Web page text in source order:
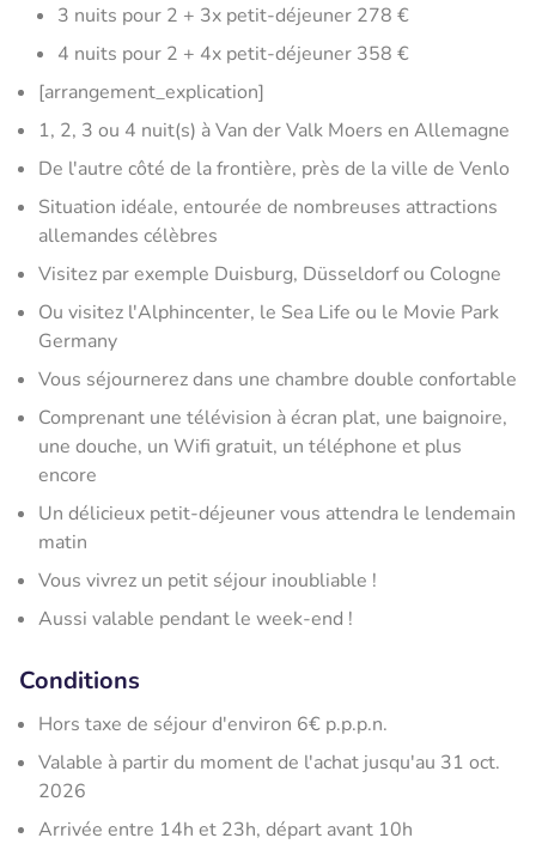
3 nuits pour 2 + 3x petit-déjeuner 278 €
4 nuits pour 2 + 4x petit-déjeuner 358 €
[arrangement_explication]
1, 2, 3 ou 4 nuit(s) à Van der Valk Moers en Allemagne
De l'autre côté de la frontière, près de la ville de Venlo
Situation idéale, entourée de nombreuses attractions
allemandes célèbres
Visitez par exemple Duisburg, Düsseldorf ou Cologne
Ou visitez l'Alphincenter, le Sea Life ou le Movie Park
Germany
Vous séjournerez dans une chambre double confortable
Comprenant une télévision à écran plat, une baignoire,
une douche, un Wifi gratuit, un téléphone et plus
encore
Un délicieux petit-déjeuner vous attendra le lendemain
matin
Vous vivrez un petit séjour inoubliable !
Aussi valable pendant le week-end !
Conditions
Hors taxe de séjour d'environ 6€ p.p.p.n.
Valable à partir du moment de l'achat jusqu'au 31 oct.
2026
Arrivée entre 14h et 23h, départ avant 10h